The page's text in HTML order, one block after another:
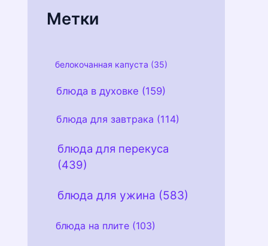
Метки
белокочанная капуста (35)
блюда в духовке (159)
блюда для завтрака (114)
блюда для перекуса
(439)
блюда для ужина (583)
блюда на плите (103)